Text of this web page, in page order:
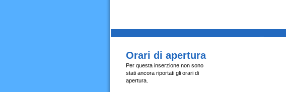
Orari di apertura
Per questa inserzione non sono
stati ancora riportati gli orari di
apertura.